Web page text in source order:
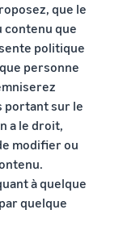
que le
contenu que
politique
personne
portant sur le
a le droit,
modifier ou
à quelque
quelque